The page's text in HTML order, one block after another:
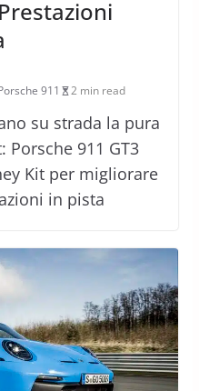
911 2 min read
su strada la pura
911 GT3
Kit per migliorare
in pista